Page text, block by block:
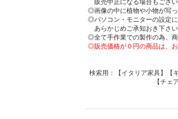
販売中止になる場合もござい
◎画像の中に植物や小物が写
◎パソコン・モニターの設定
あらかじめご承知おき下さい
◎全て手作業での製作の為、
◎販売価格が０円の商品は、
検索用：【イタリア家具】【
【チェ